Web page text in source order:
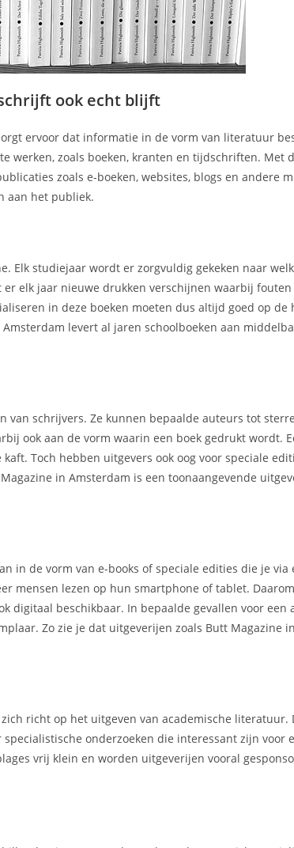
ook echt blijft
ervoor dat informatie in de vorm van literatuur
zoals boeken, kranten en tijdschriften. Met
zoals e-boeken, websites, blogs en andere
aan het publiek.
Elk studiejaar wordt er zorgvuldig gekeken naar
elk jaar nieuwe drukken verschijnen waarbij
in deze boeken moeten dus altijd goed op de
levert al jaren schoolboeken aan
schrijvers. Ze kunnen bepaalde auteurs tot
ook aan de vorm waarin een boek gedrukt wordt.
Toch hebben uitgevers ook oog voor speciale
in Amsterdam is een toonaangevende
in de vorm van e-books of speciale edities die je via
mensen lezen op hun smartphone of tablet.
digitaal beschikbaar. In bepaalde gevallen voor een
Zo zie je dat uitgeverijen zoals Butt Magazine
richt op het uitgeven van academische literatuur.
onderzoeken die interessant zijn voor
vrij klein en worden uitgeverijen vooral